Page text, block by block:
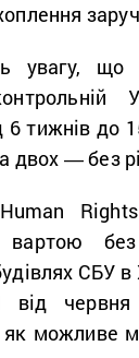
увагу,
6 тижнів до
двох ― без
вартою
СБУ
від
можливе